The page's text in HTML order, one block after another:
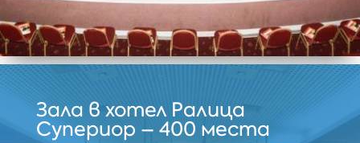
Зала в хотел Ралица
Супериор – 400 места